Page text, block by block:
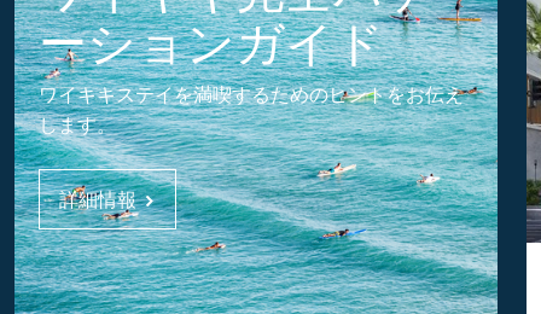
ーションガイド
ワイキキステイを満喫するためのヒントをお伝え
します。
詳細情報